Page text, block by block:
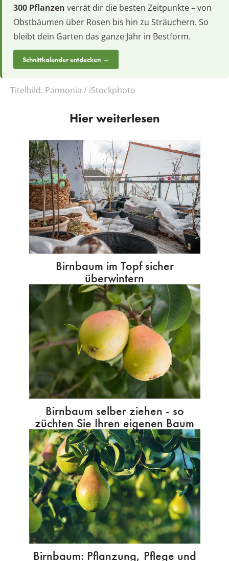
300 Pflanzen verrät dir die besten Zeitpunkte – von
Obstbäumen über Rosen bis hin zu Sträuchern. So
bleibt dein Garten das ganze Jahr in Bestform.
Schnittkalender entdecken →
Titelbild: Pannonia / iStockphoto
Hier weiterlesen
Birnbaum im Topf sicher
überwintern
Birnbaum selber ziehen - so
züchten Sie Ihren eigenen Baum
Birnbaum: Pflanzung, Pflege und